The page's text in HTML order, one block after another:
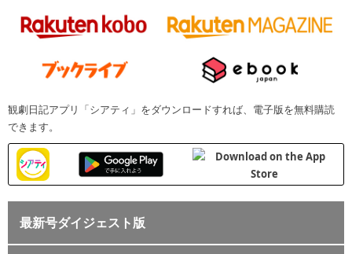
観劇日記アプリ「シアティ」をダウンロードすれば、電子版を無料購読
できます。
最新号ダイジェスト版